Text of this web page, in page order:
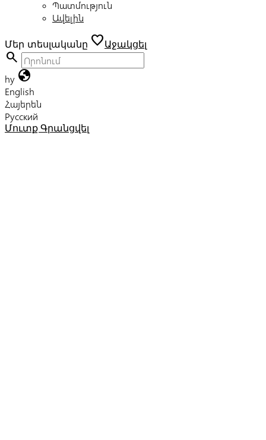
Պատմություն
Ավելին
Մեր տեսլականը favoriteԱջակցել
search
hy globe
English
Հայերեն
Русский
Մուտք Գրանցվել